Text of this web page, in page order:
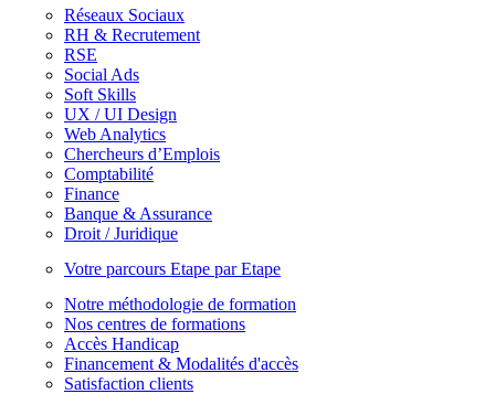
Réseaux Sociaux
RH & Recrutement
RSE
Social Ads
Soft Skills
UX / UI Design
Web Analytics
Chercheurs d’Emplois
Comptabilité
Finance
Banque & Assurance
Droit / Juridique
Votre parcours Etape par Etape
Notre méthodologie de formation
Nos centres de formations
Accès Handicap
Financement & Modalités d'accès
Satisfaction clients